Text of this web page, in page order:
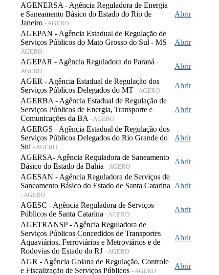
AGENERSA - Agência Reguladora de Energia
e Saneamento Básico do Estado do Rio de
Janeiro - AGERO
Abrir
AGEPAN - Agência Estadual de Regulação de
Serviços Públicos do Mato Grosso do Sul - MS -
AGERO
Abrir
AGEPAR - Agência Reguladora do Paraná -
AGERO
Abrir
AGER - Agência Estadual de Regulação dos
Serviços Públicos Delegados do MT - AGERO
Abrir
AGERBA - Agência Estadual de Regulação de
Serviços Públicos de Energia, Transporte e
Comunicações da BA - AGERO
Abrir
AGERGS - Agência Estadual de Regulação dos
Serviços Públicos Delegados do Rio Grande do
Sul - AGERO
Abrir
AGERSA- Agência Reguladora de Saneamento
Básico do Estado da Bahia - AGERO
Abrir
AGESAN - Agência Reguladora de Serviços de
Saneamento Básico do Estado de Santa Catarina
- AGERO
Abrir
AGESC - Agência Reguladora de Serviços
Públicos de Santa Catarina - AGERO
Abrir
AGETRANSP - Agência Reguladora de
Serviços Públicos Concedidos de Transportes
Aquaviários, Ferroviários e Metroviários e de
Rodovias do Estado do RJ - AGERO
Abrir
AGR - Agência Goiana de Regulação, Controle
e Fiscalização de Serviços Públicos - AGERO
Abrir